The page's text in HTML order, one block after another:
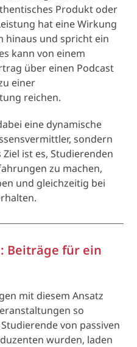
Produkt oder
hat eine Wirkung
hinaus und spricht ein
kann von einem
über einen Podcast
einer
reichen.
eine dynamische
sondern
ist es, Studierenden
zu machen,
und gleichzeitig bei
Beiträge für ein
mit diesem Ansatz
so
von passiven
wurden, laden